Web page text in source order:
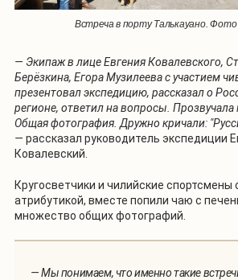
Встреча в порту Талькауано. Фото
— Экипаж в лице Евгения Ковалевского,
Берёзкина, Егора Музилеева с участием
презентовал экспедицию, рассказал о
регионе, ответил на вопросы. Прозвучала
Общая фотография. Дружно кричали:
— рассказал руководитель экспедиции
Ковалевский.
Кругосветчики и чилийские спортсмены
атрибутикой, вместе попили чаю с
множество общих фотографий.
— Мы понимаем, что именно такие